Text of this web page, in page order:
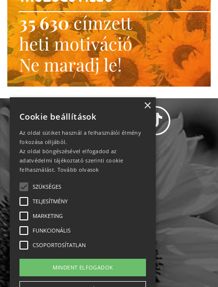
35 630címzett
heti motiváció
Ne maradj le!
Adatvédelem
Impresszum-kapcsolat
English
×
Cookie beállítások
Az oldal sütiket használ a felhasználói élmény
fokozása céljából.
Az oldal böngészésével elfogadod az
adatvédelmi tájékoztató szerinti cookie
felhasználást. Tovább olvasok
SZÜKSÉGES
TELJESÍTMÉNY
MARKETING
FUNKCIONÁLIS
CSOPORTOSÍTATLAN
MINDENT ELFOGADOK